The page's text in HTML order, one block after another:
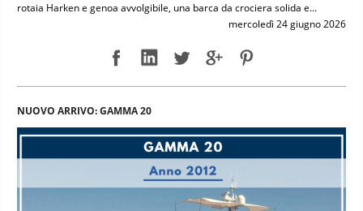
rotaia Harken e genoa avvolgibile, una barca da crociera solida e...
mercoledì 24 giugno 2026
NUOVO ARRIVO: GAMMA 20